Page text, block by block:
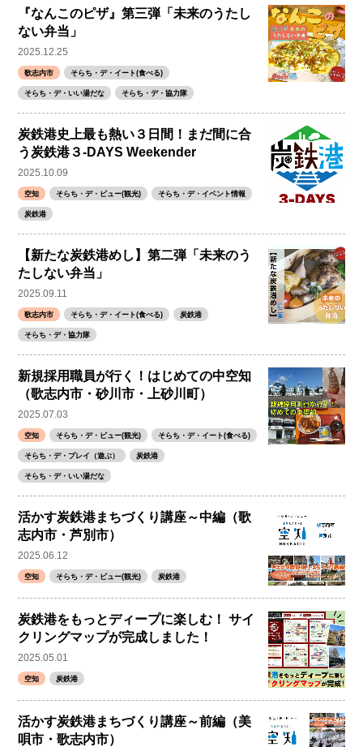
『なんこのピザ』第三弾「未来のうたし
ない弁当」
2025.12.25
歌志内市 そらち・デ・イート(食べる)
そらち・デ・いい湯だな そらち・デ・協力隊
炭鉄港史上最も熱い３日間！まだ間に合
う炭鉄港３-DAYS Weekender
2025.10.09
空知 そらち・デ・ビュー(観光) そらち・デ・イベント情報
炭鉄港
【新たな炭鉄港めし】第二弾「未来のう
たしない弁当」
2025.09.11
歌志内市 そらち・デ・イート(食べる) 炭鉄港
そらち・デ・協力隊
新規採用職員が行く！はじめての中空知
（歌志内市・砂川市・上砂川町）
2025.07.03
空知 そらち・デ・ビュー(観光) そらち・デ・イート(食べる)
そらち・デ・プレイ（遊ぶ） 炭鉄港
そらち・デ・いい湯だな
活かす炭鉄港まちづくり講座～中編（歌
志内市・芦別市）
2025.06.12
空知 そらち・デ・ビュー(観光) 炭鉄港
炭鉄港をもっとディープに楽しむ！ サイ
クリングマップが完成しました！
2025.05.01
空知 炭鉄港
活かす炭鉄港まちづくり講座～前編（美
唄市・歌志内市）